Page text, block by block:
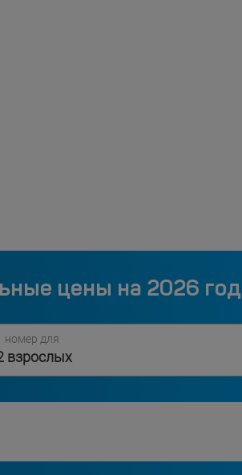
цены на 2026 год
номер для
взрослых